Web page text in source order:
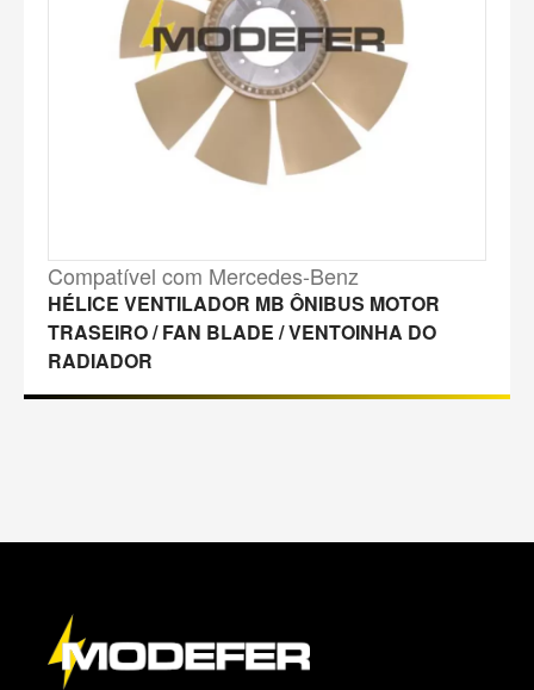
Compatível com Mercedes-Benz
HÉLICE VENTILADOR MB ÔNIBUS MOTOR
TRASEIRO / FAN BLADE / VENTOINHA DO
RADIADOR
M